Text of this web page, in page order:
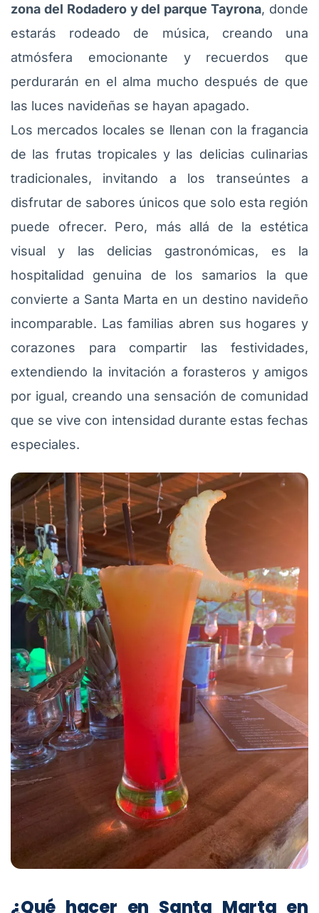
zona del Rodadero y del parque Tayrona, donde
estarás rodeado de música, creando una
atmósfera emocionante y recuerdos que
perdurarán en el alma mucho después de que
las luces navideñas se hayan apagado.
Los mercados locales se llenan con la fragancia
de las frutas tropicales y las delicias culinarias
tradicionales, invitando a los transeúntes a
disfrutar de sabores únicos que solo esta región
puede ofrecer. Pero, más allá de la estética
visual y las delicias gastronómicas, es la
hospitalidad genuina de los samarios la que
convierte a Santa Marta en un destino navideño
incomparable. Las familias abren sus hogares y
corazones para compartir las festividades,
extendiendo la invitación a forasteros y amigos
por igual, creando una sensación de comunidad
que se vive con intensidad durante estas fechas
especiales.
¿Qué hacer en Santa Marta en